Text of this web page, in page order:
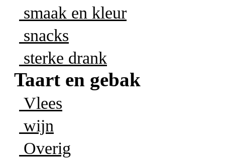
smaak en kleur
snacks
sterke drank
Taart en gebak
Vlees
wijn
Overig